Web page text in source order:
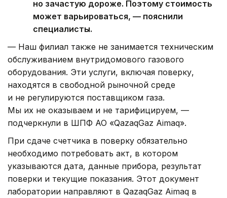
но зачастую дороже. Поэтому стоимость
может варьироваться, — пояснили
специалисты.
— Наш филиал также не занимается техническим
обслуживанием внутридомового газового
оборудования. Эти услуги, включая поверку,
находятся в свободной рыночной среде
и не регулируются поставщиком газа.
Мы их не оказываем и не тарифицируем, —
подчеркнули в ШПФ АО «QazaqGaz Aimaq».
При сдаче счетчика в поверку обязательно
необходимо потребовать акт, в котором
указываются дата, данные прибора, результат
поверки и текущие показания. Этот документ
лаборатории направляют в QazaqGaz Aimaq в